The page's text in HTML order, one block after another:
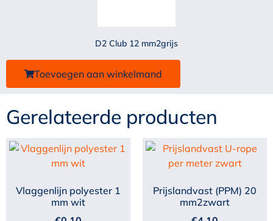
D2 Club 12 mm2grijs
Toevoegen aan winkelmand
Gerelateerde producten
Vlaggenlijn polyester 1
mm wit
Prijslandvast (PPM) 20
mm2zwart